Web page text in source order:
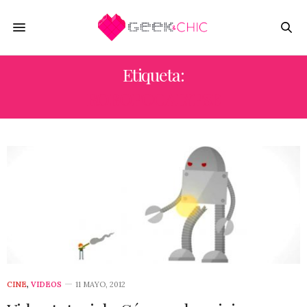
Etiqueta:
CINE, VIDEOS 11 MAYO, 2012